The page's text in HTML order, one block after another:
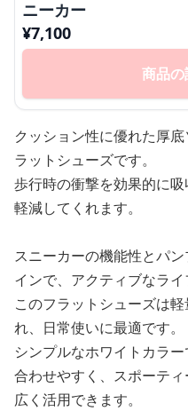
ニーカー
¥7,100
商品
クッション性に優れた厚
ラットシューズです。
歩行時の衝撃を効果的に
軽減してくれます。
スニーカーの機能性とパ
インで、アクティブなライ
このフラットシューズは
れ、日常使いに最適です。
シンプルなホワイトカラ
合わせやすく、スポーテ
広く活用できます。